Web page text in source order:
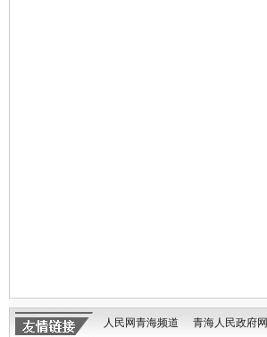
人民网青海频道 青海人民政府网